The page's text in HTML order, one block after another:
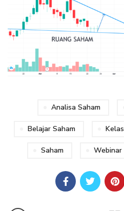
Analisa Saham
Belajar Saham Kelas
Saham Webinar